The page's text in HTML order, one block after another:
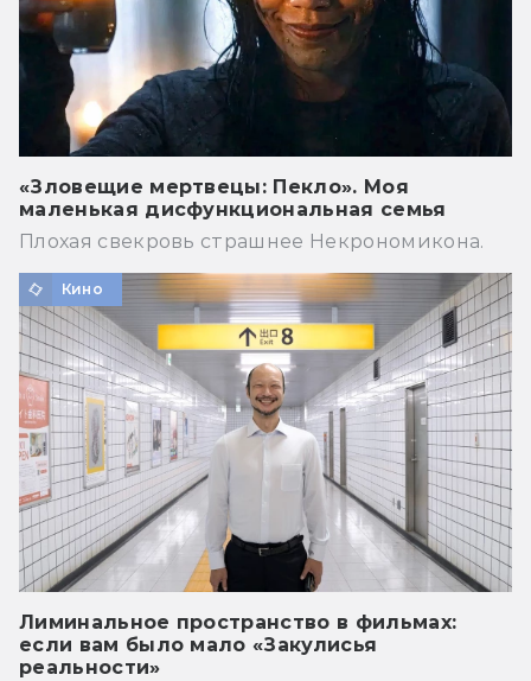
«Зловещие мертвецы: Пекло». Моя
маленькая дисфункциональная семья
Плохая свекровь страшнее Некрономикона.
Кино
Лиминальное пространство в фильмах:
если вам было мало «Закулисья
реальности»